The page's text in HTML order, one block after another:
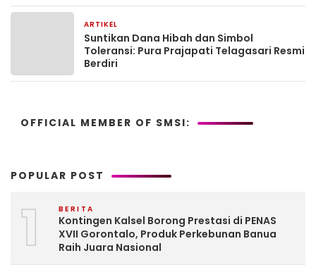
ARTIKEL
Suntikan Dana Hibah dan Simbol
Toleransi: Pura Prajapati Telagasari Resmi
Berdiri
OFFICIAL MEMBER OF SMSI:
POPULAR POST
1 BERITA
Kontingen Kalsel Borong Prestasi di PENAS
XVII Gorontalo, Produk Perkebunan Banua
Raih Juara Nasional